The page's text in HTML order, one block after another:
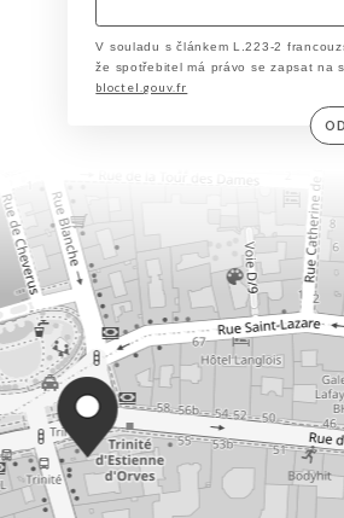
V souladu s článkem L.223-2
že spotřebitel má právo se zapsat na
bloctel.gouv.fr